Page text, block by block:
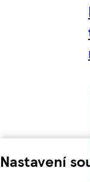
Nastavení